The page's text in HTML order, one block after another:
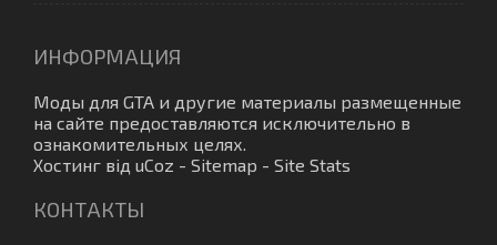
ИНФОРМАЦИЯ
Моды для GTA и другие материалы размещенные
на сайте предоставляются исключительно в
ознакомительных целях.
Хостинг від uCoz - Sitemap - Site Stats
КОНТАКТЫ